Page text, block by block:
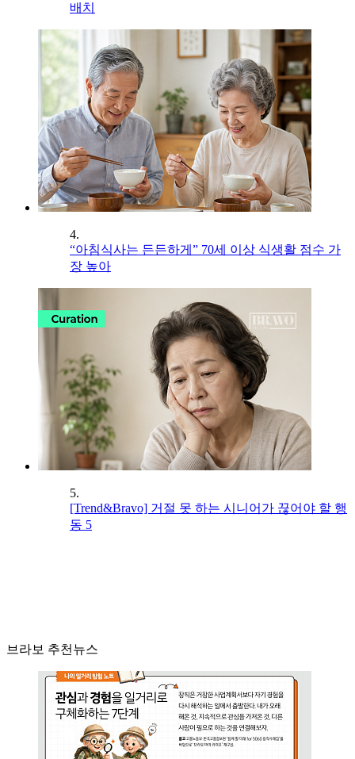
배치
4.
“아침식사는 든든하게” 70세 이상 식생활 점수 가
장 높아
5.
[Trend&Bravo] 거절 못 하는 시니어가 끊어야 할 행
동 5
브라보 추천뉴스